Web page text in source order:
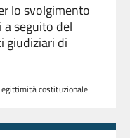
lo svolgimento
seguito del
giudiziari di
costituzionale